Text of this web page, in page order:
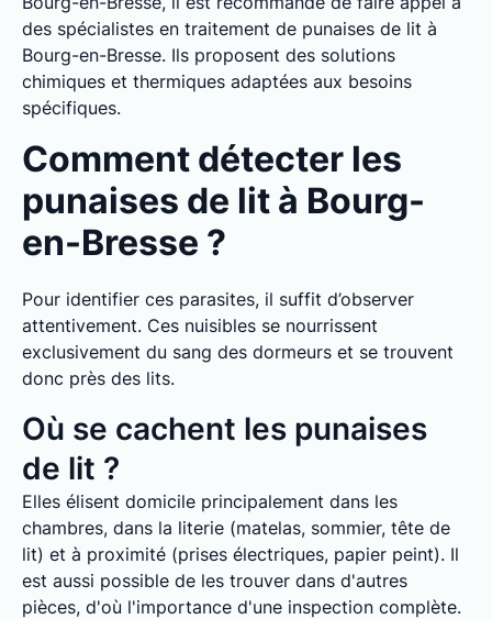
des spécialistes en traitement de punaises de lit à
Bourg-en-Bresse. Ils proposent des solutions
chimiques et thermiques adaptées aux besoins
spécifiques.
Comment détecter les
punaises de lit à Bourg-
en-Bresse ?
Pour identifier ces parasites, il suffit d’observer
attentivement. Ces nuisibles se nourrissent
exclusivement du sang des dormeurs et se trouvent
donc près des lits.
Où se cachent les punaises
de lit ?
Elles élisent domicile principalement dans les
chambres, dans la literie (matelas, sommier, tête de
lit) et à proximité (prises électriques, papier peint). Il
est aussi possible de les trouver dans d'autres
pièces, d'où l'importance d'une inspection complète.